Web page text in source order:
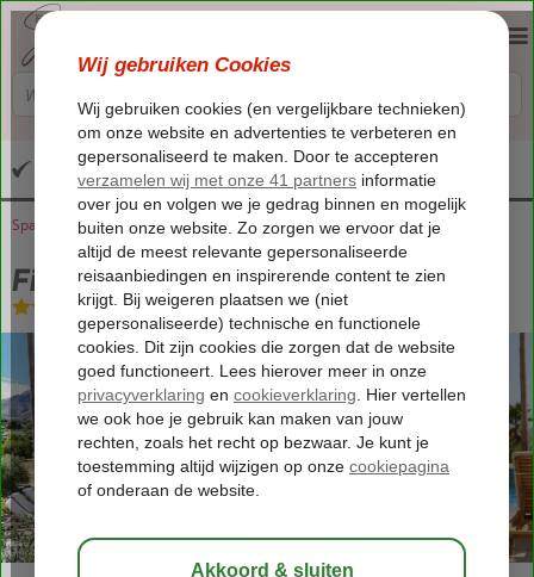
Altijd inclusief huurauto
Home
Spanje Andalusië Alhaurín el Grande Finca Besito
Finca Besito
Logies-Bed & Breakfast